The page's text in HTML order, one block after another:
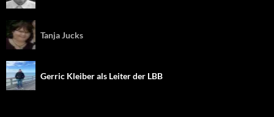
Tanja Jucks
Gerric Kleiber als Leiter der LBB